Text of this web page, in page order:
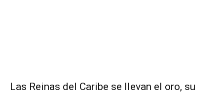
Las Reinas del Caribe se llevan el oro, su